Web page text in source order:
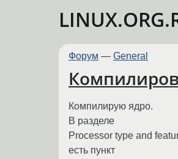
Форум — General
Компилирую ядро.
В разделе
Processor type and
есть пункт